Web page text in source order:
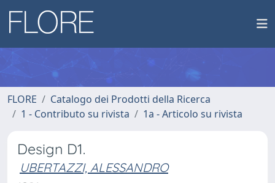
FLORE
Catalogo dei Prodotti della Ricerca
1 - Contributo su rivista
1a - Articolo su rivista
Design D1.
UBERTAZZI, ALESSANDRO